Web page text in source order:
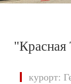
"Красная
курорт: